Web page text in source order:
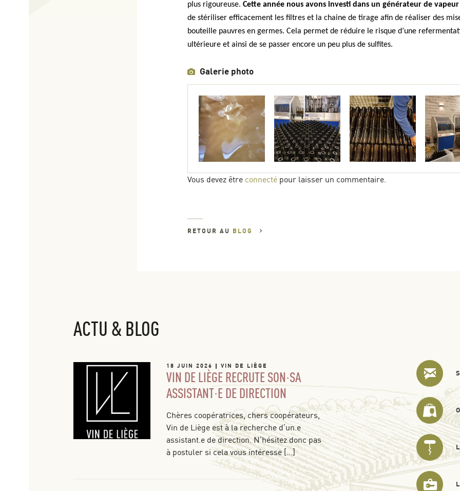
plus rigoureuse. Cette année nous avons investi dans un générateur de vapeur
de stériliser efficacement les filtres et la chaine de tirage afin de réaliser des
bouteille pauvres en germes. Cela permet de réduire le risque d’une
ultérieure et ainsi de se passer encore un peu plus de sulfites.
Galerie photo
Vous devez être connecté pour laisser un commentaire.
RETOUR AU BLOG
ACTU & BLOG
18 JUIN 2026 VIN DE LIÈGE
VIN DE LIÈGE RECRUTE SON·SA
ASSISTANT·E DE DIRECTION
Chères coopératrices, chers coopérateurs,
Vin de Liège est à la recherche d’un.e
assistant.e de direction. N’hésitez donc pas
à postuler si cela vous intéresse […]